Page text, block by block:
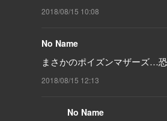
2018/08/15 10:08
No Name
まさかのポイズンマザーズ…
2018/08/15 12:13
No Name